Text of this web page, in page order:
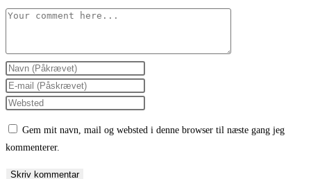
Comment
Enter
your
name
comment
Enter
your
comment
Enter
(optional)
Gem mit navn, mail og websted i denne browser til næste gang jeg
kommenterer.